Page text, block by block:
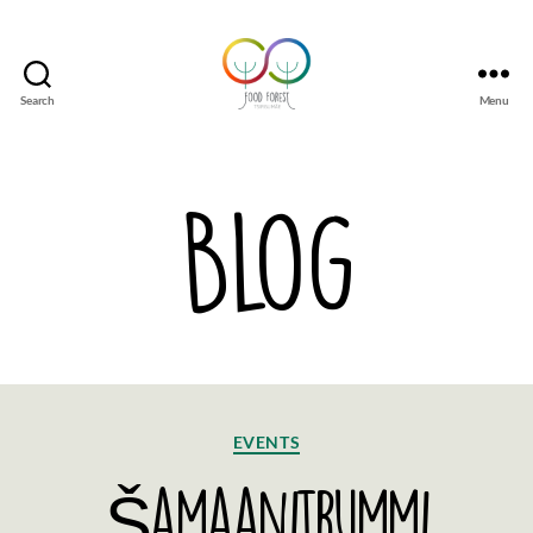
Search Menu
Categories
EVENTS
Šamaanitrummi